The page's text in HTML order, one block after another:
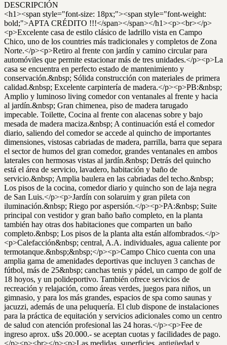
DESCRIPCIÓN
<h1><span style="font-size: 18px;"><span style="font-weight:
bold;">APTA CRÉDITO !!!</span></span></h1><p><br></p>
<p>Excelente casa de estilo clásico de ladrillo vista en Campo
Chico, uno de los countries más tradicionales y completos de Zona
Norte.</p><p>Retiro al frente con jardín y camino circular para
automóviles que permite estacionar más de tres unidades.</p><p>La
casa se encuentra en perfecto estado de mantenimiento y
conservación.&nbsp; Sólida construcción con materiales de primera
calidad.&nbsp; Excelente carpintería de madera.</p><p>PB:&nbsp;
Amplio y luminoso living comedor con ventanales al frente y hacia
al jardín.&nbsp; Gran chimenea, piso de madera tarugado
impecable. Toilette, Cocina al frente con alacenas sobre y bajo
mesada de madera maciza.&nbsp; A continuación está el comedor
diario, saliendo del comedor se accede al quincho de importantes
dimensiones, vistosas cabriadas de madera, parrilla, barra que separa
el sector de humos del gran comedor, grandes ventanales en ambos
laterales con hermosas vistas al jardín.&nbsp; Detrás del quincho
está el área de servicio, lavadero, habitación y baño de
servicio.&nbsp; Amplia baulera en las cabriadas del techo.&nbsp;
Los pisos de la cocina, comedor diario y quincho son de laja negra
de San Luis.</p><p>Jardín con solaruim y gran pileta con
iluminación.&nbsp; Riego por aspersión.</p><p>PA:&nbsp; Suite
principal con vestidor y gran baño baño completo, en la planta
también hay otras dos habitaciones que comparten un baño
completo.&nbsp; Los pisos de la planta alta están alfombrados.</p>
<p>Calefacción&nbsp; central, A.A. individuales, agua caliente por
termotanque.&nbsp;&nbsp;</p><p>Campo Chico cuenta con una
amplia gama de amenidades deportivas que incluyen 3 canchas de
fútbol, más de 25&nbsp; canchas tenis y pádel, un campo de golf de
18 hoyos, y un polideportivo. También ofrece servicios de
recreación y relajación, como áreas verdes, juegos para niños, un
gimnasio, y para los más grandes, espacios de spa como saunas y
jacuzzi, además de una peluquería. El club dispone de instalaciones
para la práctica de equitación y servicios adicionales como un centro
de salud con atención profesional las 24 horas.</p><p>Fee de
ingreso aprox. u$s 20.000.- se aceptan cuotas y facilidades de pago.
</p><p><br></p><p>Las medidas, superficies, antigüedad y